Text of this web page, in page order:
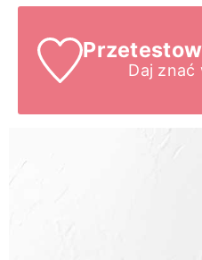
Daj znać